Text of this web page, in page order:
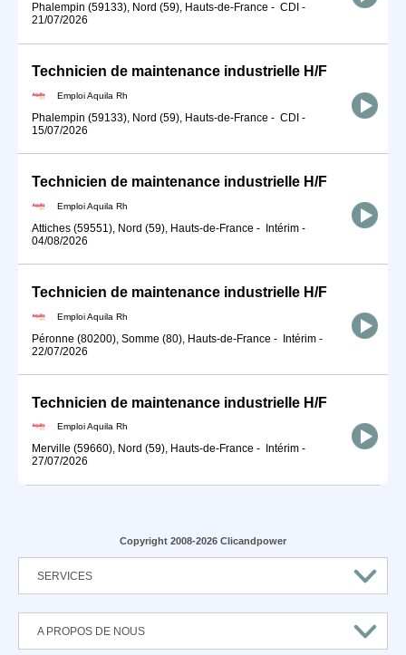
Phalempin (59133), Nord (59), Hauts-de-France - CDI -
21/07/2026
Technicien de maintenance industrielle H/F
Emploi Aquila Rh
Phalempin (59133), Nord (59), Hauts-de-France - CDI -
15/07/2026
Technicien de maintenance industrielle H/F
Emploi Aquila Rh
Attiches (59551), Nord (59), Hauts-de-France - Intérim -
04/08/2026
Technicien de maintenance industrielle H/F
Emploi Aquila Rh
Péronne (80200), Somme (80), Hauts-de-France - Intérim -
22/07/2026
Technicien de maintenance industrielle H/F
Emploi Aquila Rh
Merville (59660), Nord (59), Hauts-de-France - Intérim -
27/07/2026
Copyright 2008-2026 Clicandpower
SERVICES
A PROPOS DE NOUS